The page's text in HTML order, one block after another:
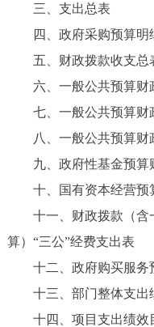
三、支出总表
四、政府采购预算明
五、财政拨款收支总
六、一般公共预算财
七、一般公共预算财
八、一般公共预算财
九、政府性基金预算
十、国有资本经营预
十一、财政拨款（含
算）“三公”经费支出表
十二、政府购买服务
十三、部门整体支出
十四、项目支出绩效